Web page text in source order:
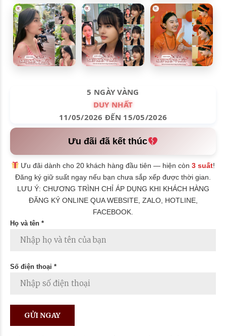
5 NGÀY VÀNG
DUY NHẤT
11/05/2026 ĐẾN 15/05/2026
Ưu đãi đã kết thúc
Ưu đãi dành cho 20 khách hàng đầu tiên — hiện còn3 suất!
Đăng ký giữ suất ngay nếu bạn chưa sắp xếp được thời gian.
LƯU Ý: CHƯƠNG TRÌNH CHỈ ÁP DỤNG KHI KHÁCH HÀNG
ĐĂNG KÝ ONLINE QUA WEBSITE, ZALO, HOTLINE,
FACEBOOK.
Họ và tên *
Số điện thoại *